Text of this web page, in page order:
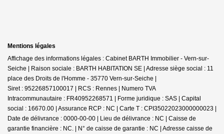
Mentions légales
Affichage des informations légales : Cabinet BARTH Immobilier - Vern-sur-
Seiche | Raison sociale : BARTH HABITATION SE | Adresse siège social : 11
place des Droits de l'Homme - 35770 Vern-sur-Seiche |
Siret : 95226857100017 | RCS : Rennes | Numero TVA
Intracommunautaire : FR40952268571 | Forme juridique : SAS | Capital
social : 16670.00 | Assurance RCP : NC | Carte T : CPI35022023000000023 |
Date de délivrance : 0000-00-00 | Lieu de délivrance : NC | Caisse de
garantie financière : NC. | N° de caisse de garantie : NC | Adresse caisse de